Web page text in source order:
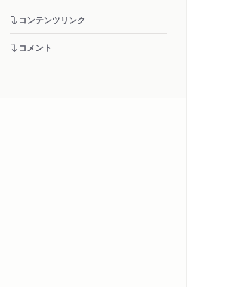
コンテンツリンク
コメント